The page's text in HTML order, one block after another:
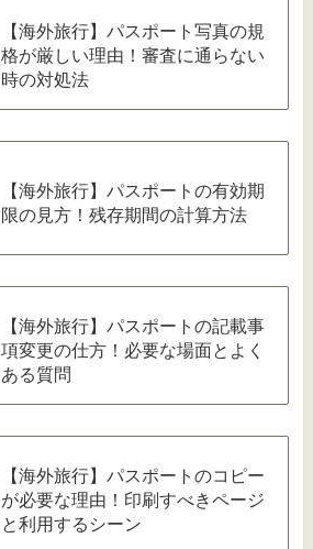
【海外旅行】パスポート写真の規
格が厳しい理由！審査に通らない
時の対処法
【海外旅行】パスポートの有効期
限の見方！残存期間の計算方法
【海外旅行】パスポートの記載事
項変更の仕方！必要な場面とよく
ある質問
【海外旅行】パスポートのコピー
が必要な理由！印刷すべきページ
と利用するシーン